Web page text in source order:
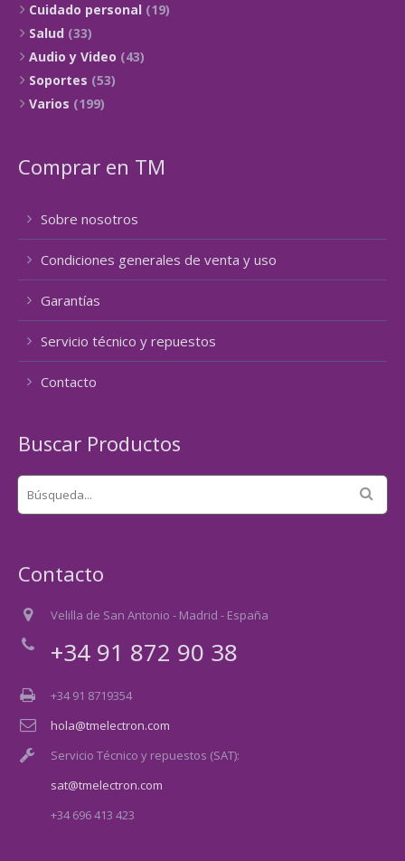
Cuidado personal (19)
Salud (33)
Audio y Video (43)
Soportes (53)
Varios (199)
Comprar en TM
Sobre nosotros
Condiciones generales de venta y uso
Garantías
Servicio técnico y repuestos
Contacto
Buscar Productos
Contacto
Velilla de San Antonio - Madrid - España
+34 91 872 90 38
+34 91 8719354
hola@tmelectron.com
Servicio Técnico y repuestos (SAT):
sat@tmelectron.com
+34 696 413 423